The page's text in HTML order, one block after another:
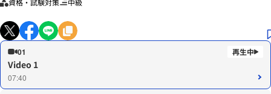
資格・試験対策 中級
01
Video 1
07:40